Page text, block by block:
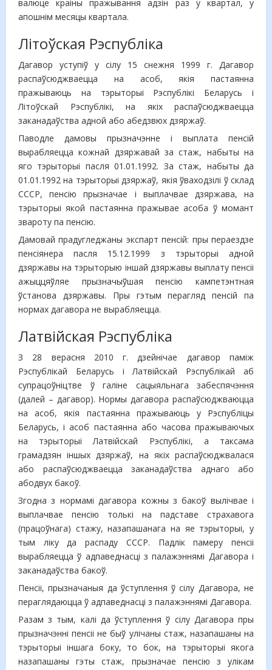
валюце краіны пражывання адзін раз у квартал, у
апошнім месяцы квартала.
Літоўская Рэспубліка
Дагавор уступіў у сілу 15 снежня 1999 г. Дагавор
распаўсюджваецца на асоб, якія пастаянна
пражываюць на тэрыторыі Рэспублікі Беларусь і
Літоўскай Рэспублікі, на якіх распаўсюджваецца
заканадаўства адной або абедзвюх дзяржаў.
Паводле дамовы прызначэнне і выплата пенсій
вырабляецца кожнай дзяржавай за стаж, набыты на
яго тэрыторыі пасля 01.01.1992. За стаж, набыты да
01.01.1992 на тэрыторыі дзяржаў, якія ўваходзілі ў склад
СССР, пенсію прызначае і выплачвае дзяржава, на
тэрыторыі якой пастаянна пражывае асоба ў момант
звароту па пенсію.
Дамовай прадугледжаны экспарт пенсій: пры пераездзе
пенсіянера пасля 15.12.1999 з тэрыторыі адной
дзяржавы на тэрыторыю іншай дзяржавы выплату пенсіі
ажыццяўляе прызначыўшая пенсію кампетэнтная
ўстанова дзяржавы. Пры гэтым перагляд пенсій па
нормах дагавора не вырабляецца.
Латвійская Рэспубліка
З 28 верасня 2010 г. дзейнічае дагавор паміж
Рэспублікай Беларусь і Латвійскай Рэспублікай аб
супрацоўніцтве ў галіне сацыяльнага забеспячэння
(далей – дагавор). Нормы дагавора распаўсюджваюцца
на асоб, якія пастаянна пражываюць у Рэспубліцы
Беларусь, і асоб пастаянна або часова пражываючых
на тэрыторыі Латвійскай Рэспублікі, а таксама
грамадзян іншых дзяржаў, на якіх распаўсюджвалася
або распаўсюджваецца заканадаўства аднаго або
абодвух бакоў.
Згодна з нормамі дагавора кожны з бакоў вылічвае і
выплачвае пенсію толькі на падставе страхавога
(працоўнага) стажу, назапашанага на яе тэрыторыі, у
тым ліку да распаду СССР. Падлік памеру пенсіі
вырабляецца ў адпаведнасці з палажэннямі Дагавора і
заканадаўства бакоў.
Пенсіі, прызначаныя да ўступлення ў сілу Дагавора, не
пераглядаюцца ў адпаведнасці з палажэннямі Дагавора.
Разам з тым, калі да ўступлення ў сілу Дагавора пры
прызначэнні пенсіі не быў улічаны стаж, назапашаны на
тэрыторыі іншага боку, то бок, на тэрыторыі якога
назапашаны гэты стаж, прызначае пенсію з улікам